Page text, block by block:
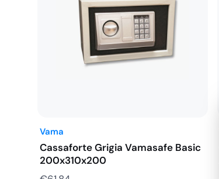
Vama
Cassaforte Grigia Vamasafe Basic
200x310x200